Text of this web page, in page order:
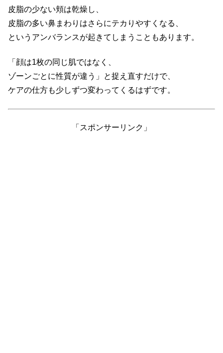
皮脂の少ない頬は乾燥し、
皮脂の多い鼻まわりはさらにテカりやすくなる、
というアンバランスが起きてしまうこともあります。
「顔は1枚の同じ肌ではなく、
ゾーンごとに性質が違う」と捉え直すだけで、
ケアの仕方も少しずつ変わってくるはずです。
「スポンサーリンク」